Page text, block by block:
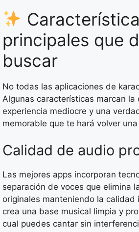
principales que
buscar
No todas las aplicaciones de
Algunas características marcan la
experiencia mediocre y una
memorable que te hará volver
Calidad de audio
Las mejores apps incorporan
separación de voces que elimina
originales manteniendo la calidad
crea una base musical limpia y
cual puedes cantar sin